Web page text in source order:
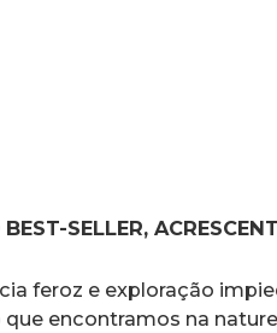
SELLER,
feroz e exploração
encontramos na